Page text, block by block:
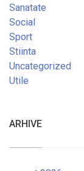
Sanatate
Social
Sport
Stiinta
Uncategorized
Utile
ARHIVE